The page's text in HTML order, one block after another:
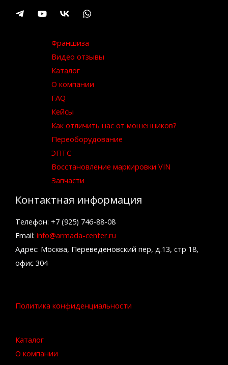
Франшиза
Видео отзывы
Каталог
О компании
FAQ
Кейсы
Как отличить нас от мошенников?
Переоборудование
ЭПТС
Восстановление маркировки VIN
Запчасти
Контактная информация
Телефон: +7 (925) 746-88-08
Email: info@armada-center.ru
Адрес: Москва, Переведеновский пер, д.13, стр 18,
офис 304
Политика конфиденциальности
Каталог
О компании